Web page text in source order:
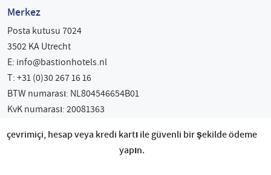
Merkez
Posta kutusu 7024
3502 KA Utrecht
E: info@bastionhotels.nl
T: +31 (0)30 267 16 16
BTW numarası: NL804546654B01
KvK numarası: 20081363
çevrimiçi, hesap veya kredi kartı ile güvenli bir şekilde ödeme
yapın.